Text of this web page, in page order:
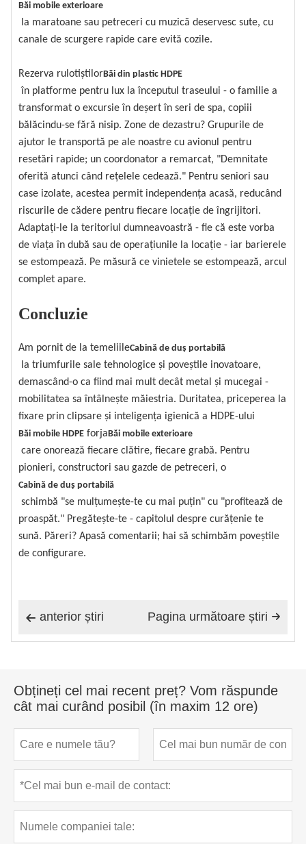
Băi mobile exterioare
la maratoane sau petreceri cu muzică deservesc sute, cu
canale de scurgere rapide care evită cozile.
Rezerva rulotiștilorBăi din plastic HDPE
în platforme pentru lux la începutul traseului - o familie a
transformat o excursie în deșert în seri de spa, copiii
bălăcindu-se fără nisip. Zone de dezastru? Grupurile de
ajutor le transportă pe ale noastre cu avionul pentru
resetări rapide; un coordonator a remarcat, "Demnitate
oferită atunci când rețelele cedează." Pentru seniori sau
case izolate, acestea permit independența acasă, reducând
riscurile de cădere pentru fiecare locație de îngrijitori.
Adaptați-le la teritoriul dumneavoastră - fie că este vorba
de viața în dubă sau de operațiunile la locație - iar barierele
se estompează. Pe măsură ce vinietele se estompează, arcul
complet apare.
Concluzie
Am pornit de la temeliileCabină de duș portabilă
la triumfurile sale tehnologice și poveștile inovatoare,
demascând-o ca fiind mai mult decât metal și mucegai -
mobilitatea sa întâlnește măiestria. Duritatea, priceperea la
fixare prin clipsare și inteligența igienică a HDPE-ului
Băi mobile HDPE forjaBăi mobile exterioare
care onorează fiecare clătire, fiecare grabă. Pentru
pionieri, constructori sau gazde de petreceri, o
Cabină de duș portabilă
schimbă "se mulțumește-te cu mai puțin" cu "profitează de
proaspăt." Pregătește-te - capitolul despre curățenie te
sună. Păreri? Apasă comentarii; hai să schimbăm poveștile
de configurare.
 anterior știri 
Pagina următoare știri
Obțineți cel mai recent preț? Vom răspunde
cât mai curând posibil (în maxim 12 ore)